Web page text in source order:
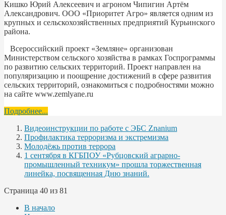
Кишко Юрий Алексеевич и агроном Чипигин Артём
Александрович. ООО «Приоритет Агро» является одним из
крупных и сельскохозяйственных предприятий Курьинского
района.
Всероссийский проект «Земляне» организован
Министерством сельского хозяйства в рамках Госпрограммы
по развитию сельских территорий. Проект направлен на
популяризацию и поощрение достижений в сфере развития
сельских территорий, ознакомиться с подробностями можно
на сайте www.zemlyane.ru
Подробнее...
Видеоинструкции по работе с ЭБС Znanium
Профилактика терроризма и экстремизма
Молодёжь против террора
1 сентября в КГБПОУ «Рубцовский аграрно-
промышленный техникум» прошла торжественная
линейка, посвященная Дню знаний.
Страница 40 из 81
В начало